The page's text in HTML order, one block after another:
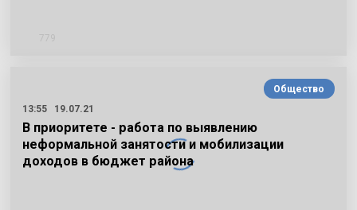
Общество
13:55
19.07.21
В приоритете - работа по выявлению
неформальной занятости и мобилизации
доходов в бюджет района